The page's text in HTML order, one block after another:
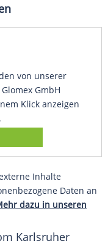
von unserer
GmbH
Klick anzeigen
Inhalte
Daten an
dazu in unseren
Karlsruher